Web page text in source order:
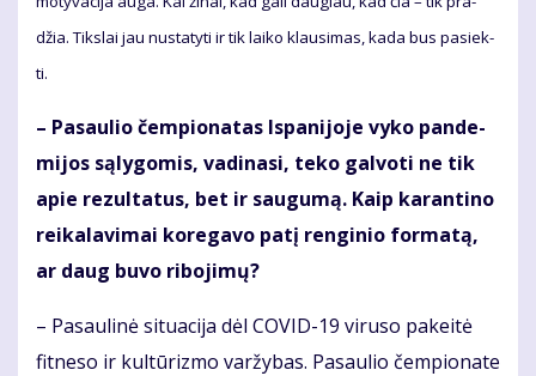
džia. Tiks­lai jau nu­sta­ty­ti ir tik lai­ko klau­si­mas, ka­da bus pa­siek­
ti.
– Pa­sau­lio čem­pio­na­tas Is­pa­ni­jo­je vy­ko pan­de­
mi­jos są­ly­go­mis, va­di­na­si, te­ko gal­vo­ti ne tik
apie re­zul­ta­tus, bet ir sau­gu­mą. Kaip ka­ran­ti­no
rei­ka­la­vi­mai ko­re­ga­vo pa­tį ren­gi­nio for­ma­tą,
ar daug bu­vo ri­bo­ji­mų?
– Pa­sau­li­nė si­tu­a­ci­ja dėl CO­VID-19 vi­ru­so pa­kei­tė
fit­ne­so ir kul­tū­riz­mo var­žy­bas. Pa­sau­lio čem­pio­na­te